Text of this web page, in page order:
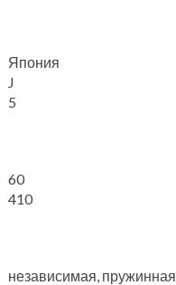
Япония
J
5
60
410
независимая, пружинная